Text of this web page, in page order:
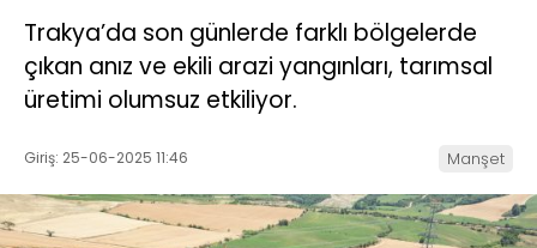
Trakya’da son günlerde farklı bölgelerde
çıkan anız ve ekili arazi yangınları, tarımsal
üretimi olumsuz etkiliyor.
Giriş: 25-06-2025 11:46 Manşet